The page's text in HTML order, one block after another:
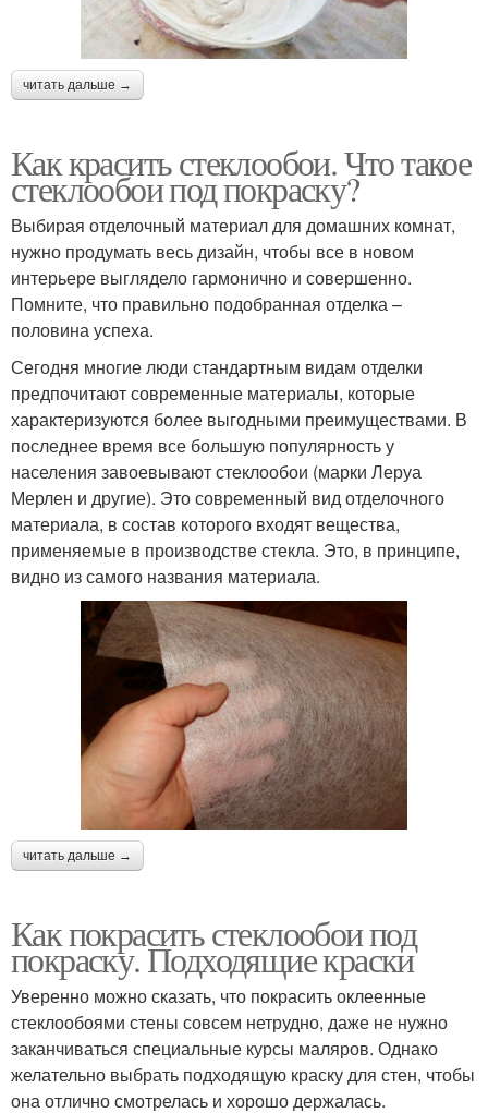
читать дальше →
Как красить стеклообои. Что такое
стеклообои под покраску?
Выбирая отделочный материал для домашних комнат,
нужно продумать весь дизайн, чтобы все в новом
интерьере выглядело гармонично и совершенно.
Помните, что правильно подобранная отделка –
половина успеха.
Сегодня многие люди стандартным видам отделки
предпочитают современные материалы, которые
характеризуются более выгодными преимуществами. В
последнее время все большую популярность у
населения завоевывают стеклообои (марки Леруа
Мерлен и другие). Это современный вид отделочного
материала, в состав которого входят вещества,
применяемые в производстве стекла. Это, в принципе,
видно из самого названия материала.
читать дальше →
Как покрасить стеклообои под
покраску. Подходящие краски
Уверенно можно сказать, что покрасить оклеенные
стеклообоями стены совсем нетрудно, даже не нужно
заканчиваться специальные курсы маляров. Однако
желательно выбрать подходящую краску для стен, чтобы
она отлично смотрелась и хорошо держалась.